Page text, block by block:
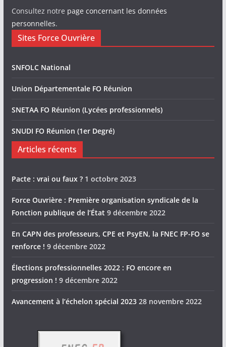
Consultez notre page concernant les données
personnelles.
Sites Force Ouvrière
SNFOLC National
Union Départementale FO Réunion
SNETAA FO Réunion (Lycées professionnels)
SNUDI FO Réunion (1er Degré)
Articles récents
Pacte : vrai ou faux ? 1 octobre 2023
Force Ouvrière : Première organisation syndicale de la
Fonction publique de l’État 9 décembre 2022
En CAPN des professeurs, CPE et PsyEN, la FNEC FP-FO se
renforce ! 9 décembre 2022
Élections professionnelles 2022 : FO encore en
progression ! 9 décembre 2022
Avancement à l’échelon spécial 2023 28 novembre 2022